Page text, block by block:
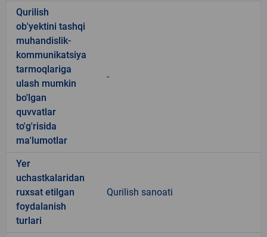
Qurilish
ob'yektini tashqi
muhandislik-
kommunikatsiya
tarmoqlariga
ulash mumkin
bo'lgan
quvvatlar
to'g'risida
ma'lumotlar
-
Yer
uchastkalaridan
ruxsat etilgan
foydalanish
turlari
Qurilish sanoati